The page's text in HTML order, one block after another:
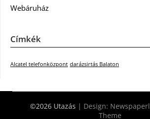
Webáruház
Címkék
Alcatel telefonközpont darázsirtás Balaton
©2026 Utazás | Design:
Theme